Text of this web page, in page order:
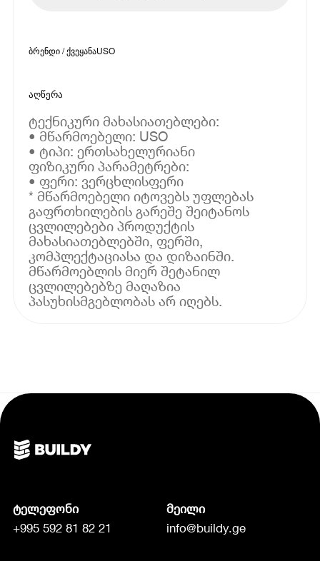
ბრენდი / ქვეყანაUSO
აღწერა
ტექნიკური მახასიათებლები:
• მწარმოებელი: USO
• ტიპი: ერთსახელურიანი
ფიზიკური პარამეტრები:
• ფერი: ვერცხლისფერი
* მწარმოებელი იტოვებს უფლებას
გაფრთხილების გარეშე შეიტანოს
ცვლილებები პროდუქტის
მახასიათებლებში, ფერში,
კომპლექტაციასა და დიზაინში.
მწარმოებლის მიერ შეტანილ
ცვლილებებზე მაღაზია
პასუხისმგებლობას არ იღებს.
ტელეფონი
+995 592 81 82 21
მეილი
info@buildy.ge